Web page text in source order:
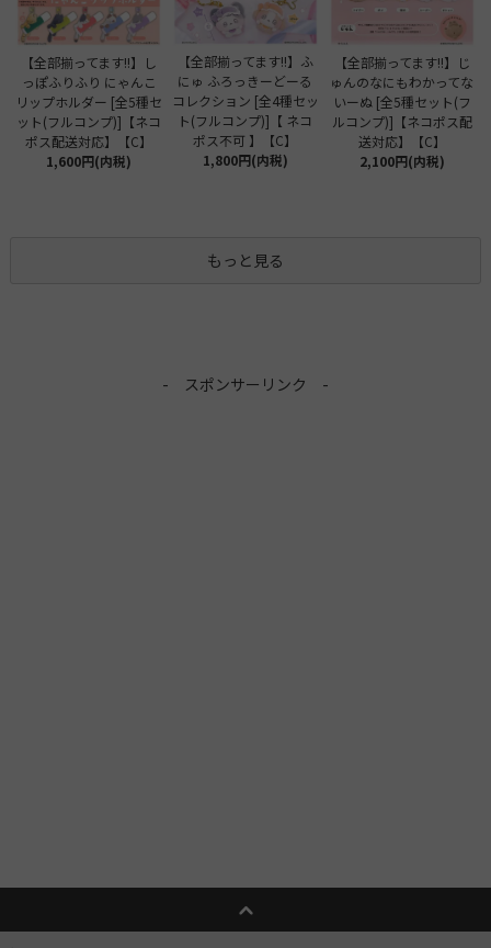
【全部揃ってます!!】し
っぽふりふり にゃんこ
リップホルダー [全5種セ
ット(フルコンプ)]【ネコ
ポス配送対応】【C】
1,600円(内税)
【全部揃ってます!!】ふ
にゅ ふろっきーどーる
コレクション [全4種セッ
ト(フルコンプ)]【 ネコ
ポス不可 】【C】
1,800円(内税)
【全部揃ってます!!】じ
ゅんのなにもわかってな
いーぬ [全5種セット(フ
ルコンプ)]【ネコポス配
送対応】【C】
2,100円(内税)
もっと見る
- スポンサーリンク -